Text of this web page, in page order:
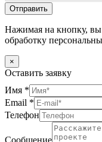
Отправить
Нажимая на кнопку,
обработку
×
Оставить заявку
Имя *
Email *
Телефон